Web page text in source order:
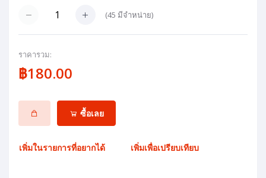
(45 มีจำหน่าย)
ราคารวม:
฿180.00
ซื้อเลย
เพิ่มในรายการที่อยากได้ เพิ่มเพื่อเปรียบเทียบ